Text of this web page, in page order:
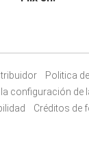
Politica
configuración de
Créditos de